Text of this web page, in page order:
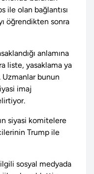
ile olan bağlantısı
öğrendikten sonra
anlamına
liste, yasaklama ya
bunun
imaj
siyasi komitelere
Trump ile
sosyal medyada